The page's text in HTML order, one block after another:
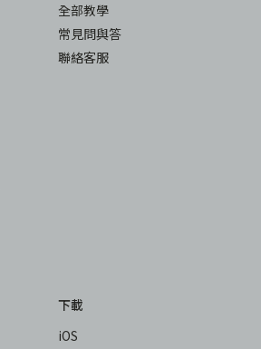
全部教學
常見問與答
聯絡客服
下載
iOS